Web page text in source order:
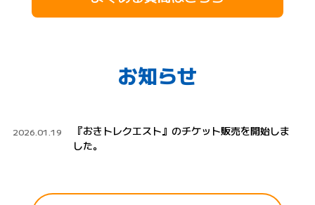
お知らせ
2026.01.19
『おきトレクエスト』のチケット販売を開始しま
した。